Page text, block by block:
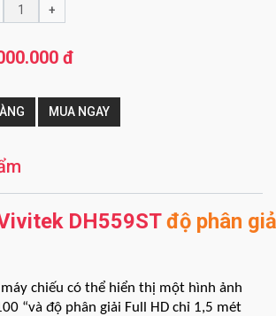
+
đ
MUA NGAY
DH559STđộ phân
chiếu có thể hiển thị một hình ảnh
“và độ phân giải Full HD chỉ 1,5 mét